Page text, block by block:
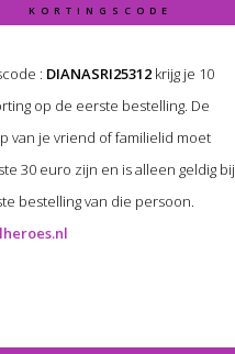
KORTINGSCODE
: DIANASRI25312 krijg je 10
op de eerste bestelling. De
van je vriend of familielid moet
30 euro zijn en is alleen geldig bij
bestelling van die persoon.